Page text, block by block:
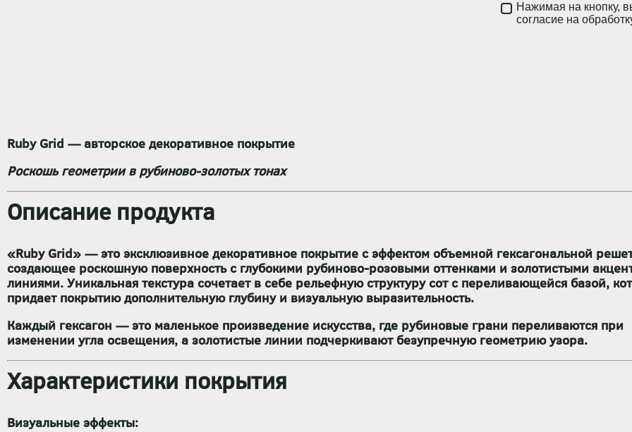
Нажимая на кнопку,
согласие на
Ruby Grid — авторское декоративное покрытие
Роскошь геометрии в рубиново-золотых тонах
Описание продукта
«Ruby Grid» — это эксклюзивное декоративное покрытие с эффектом объемной гексагональной
создающее роскошную поверхность с глубокими рубиново-розовыми оттенками и золотистыми
линиями. Уникальная текстура сочетает в себе рельефную структуру сот с переливающейся базой,
придает покрытию дополнительную глубину и визуальную выразительность.
Каждый гексагон — это маленькое произведение искусства, где рубиновые грани переливаются при
изменении угла освещения, а золотистые линии подчеркивают безупречную геометрию узора.
Характеристики покрытия
Визуальные эффекты: